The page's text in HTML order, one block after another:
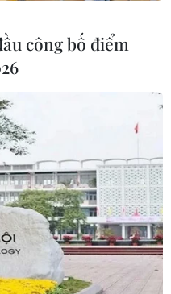
hai kẻ xả súng ở
công bố điểm